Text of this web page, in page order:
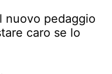
nuovo pedaggio
caro se lo